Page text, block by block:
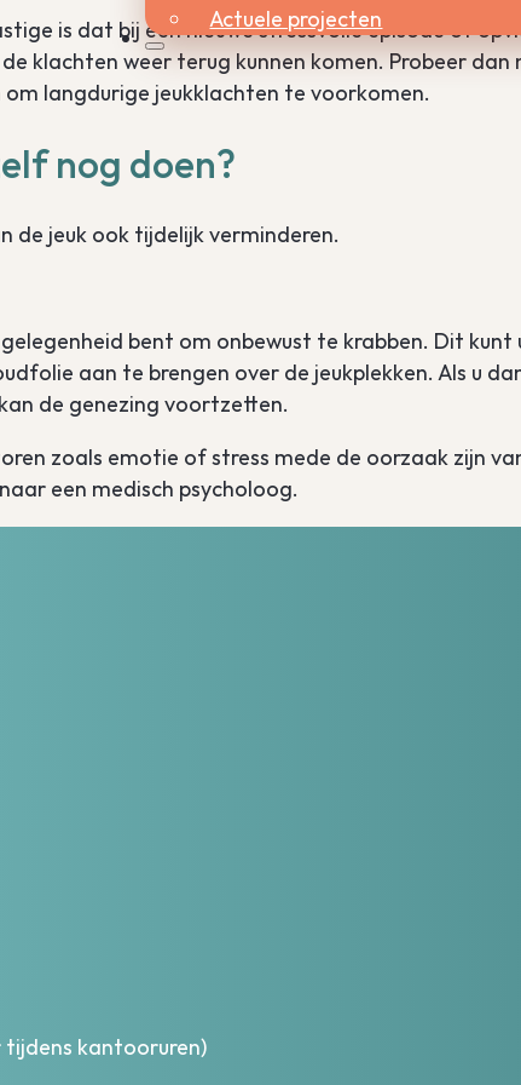
Actuele projecten
is dat bij een nieuwe stressvolle episode of
klachten weer terug kunnen komen. Probeer
langdurige jeukklachten te voorkomen.
nog doen?
de jeuk ook tijdelijk verminderen.
bent om onbewust te krabben. Dit
aan te brengen over de jeukplekken. Als u
de genezing voortzetten.
zoals emotie of stress mede de oorzaak zijn
een medisch psycholoog.
kantooruren)